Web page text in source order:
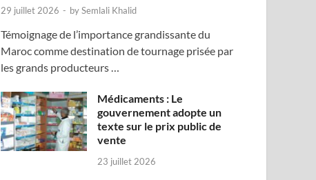
29 juillet 2026 - bySemlali Khalid
Témoignage de l’importance grandissante du
Maroc comme destination de tournage prisée par
les grands producteurs …
Médicaments : Le
gouvernement adopte un
texte sur le prix public de
vente
23 juillet 2026